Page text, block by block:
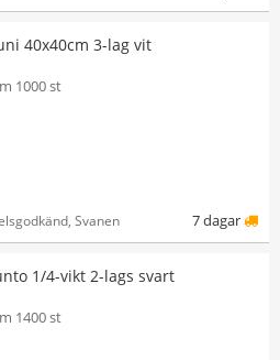
40x40cm 3-lag vit
1000 st
Svanen
7 dagar
1/4-vikt 2-lags svart
1400 st